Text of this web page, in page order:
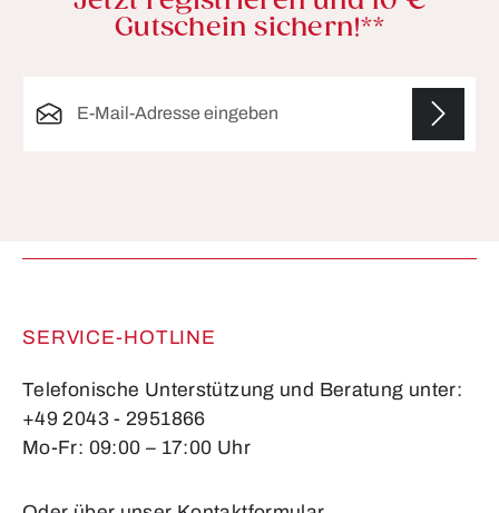
Gutschein sichern!**
SERVICE-HOTLINE
Telefonische Unterstützung und Beratung unter:
+49 2043 - 2951866
Mo-Fr: 09:00 – 17:00 Uhr